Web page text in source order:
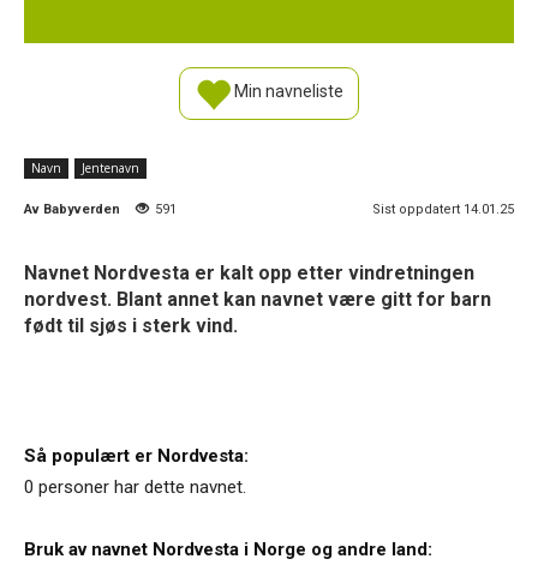
Min navneliste
Navn Jentenavn
Av Babyverden 591 Sist oppdatert 14.01.25
Navnet Nordvesta er kalt opp etter vindretningen
nordvest. Blant annet kan navnet være gitt for barn
født til sjøs i sterk vind.
Så populært er Nordvesta:
0 personer har dette navnet.
Bruk av navnet Nordvesta i Norge og andre land: